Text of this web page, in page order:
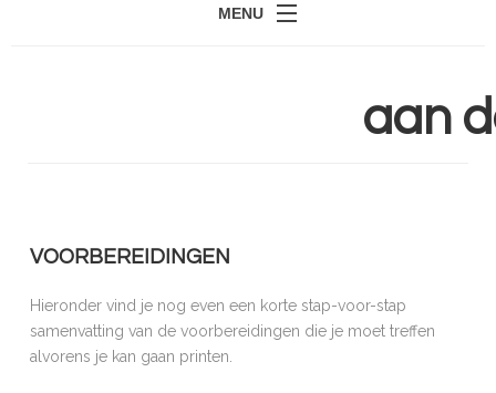
MENU
VEILIGHEID
aan
VOORBEREIDINGEN
Hieronder vind je nog even een korte stap-voor-stap
samenvatting van de voorbereidingen die je moet treffen
alvorens je kan gaan printen.